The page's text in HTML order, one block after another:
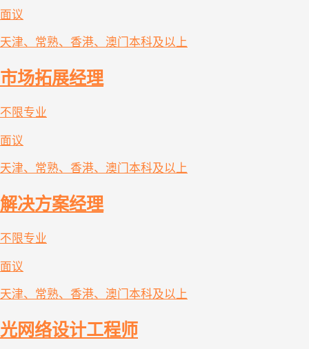
面议
天津、常熟、香港、澳门本科及以上
市场拓展经理
不限专业
面议
天津、常熟、香港、澳门本科及以上
解决方案经理
不限专业
面议
天津、常熟、香港、澳门本科及以上
光网络设计工程师